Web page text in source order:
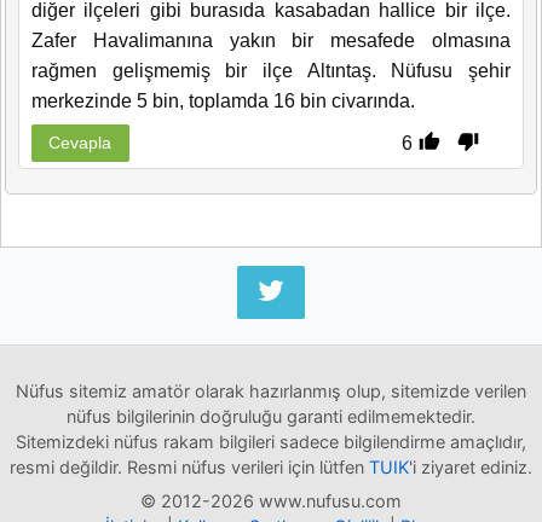
diğer ilçeleri gibi burasıda kasabadan hallice bir ilçe.
Zafer Havalimanına yakın bir mesafede olmasına
rağmen gelişmemiş bir ilçe Altıntaş. Nüfusu şehir
merkezinde 5 bin, toplamda 16 bin civarında.
6
Cevapla
Nüfus sitemiz amatör olarak hazırlanmış olup, sitemizde verilen
nüfus bilgilerinin doğruluğu garanti edilmemektedir.
Sitemizdeki nüfus rakam bilgileri sadece bilgilendirme amaçlıdır,
resmi değildir. Resmi nüfus verileri için lütfen TUIK'i ziyaret ediniz.
© 2012-2026 www.nufusu.com